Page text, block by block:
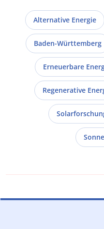
Alternative Energie
Baden-Württemberg
Erneuerbare
Regenerative